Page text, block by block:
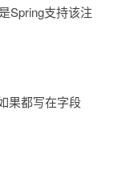
Spring支持该注
果都写在字段